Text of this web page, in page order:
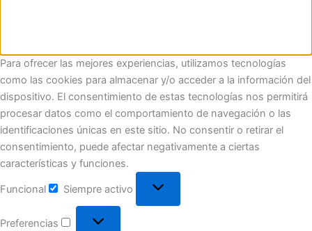
Para ofrecer las mejores experiencias, utilizamos tecnologías
como las cookies para almacenar y/o acceder a la información del
dispositivo. El consentimiento de estas tecnologías nos permitirá
procesar datos como el comportamiento de navegación o las
identificaciones únicas en este sitio. No consentir o retirar el
consentimiento, puede afectar negativamente a ciertas
características y funciones.
Funcional Siempre activo
Preferencias